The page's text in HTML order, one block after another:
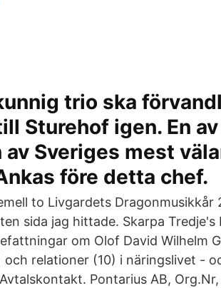
trio ska
Sturehof igen. En
Sveriges mest
före detta chef.
to Livgardets Dragonmusikkår
sida jag hittade. Skarpa
om Olof David Wilhelm
relationer (10) i näringslivet -
Pontarius AB,